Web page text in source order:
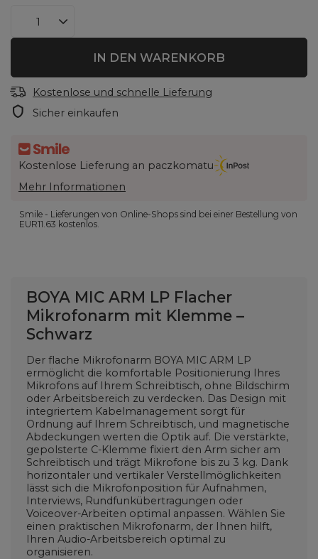
IN DEN WARENKORB
Kostenlose und schnelle Lieferung
Sicher einkaufen
Kostenlose Lieferung an paczkomatu
Mehr Informationen
Smile - Lieferungen von Online-Shops sind bei einer Bestellung von
EUR11.63 kostenlos.
BOYA MIC ARM LP Flacher
Mikrofonarm mit Klemme –
Schwarz
Der flache Mikrofonarm BOYA MIC ARM LP
ermöglicht die komfortable Positionierung Ihres
Mikrofons auf Ihrem Schreibtisch, ohne Bildschirm
oder Arbeitsbereich zu verdecken. Das Design mit
integriertem Kabelmanagement sorgt für
Ordnung auf Ihrem Schreibtisch, und magnetische
Abdeckungen werten die Optik auf. Die verstärkte,
gepolsterte C-Klemme fixiert den Arm sicher am
Schreibtisch und trägt Mikrofone bis zu 3 kg. Dank
horizontaler und vertikaler Verstellmöglichkeiten
lässt sich die Mikrofonposition für Aufnahmen,
Interviews, Rundfunkübertragungen oder
Voiceover-Arbeiten optimal anpassen. Wählen Sie
einen praktischen Mikrofonarm, der Ihnen hilft,
Ihren Audio-Arbeitsbereich optimal zu
organisieren.